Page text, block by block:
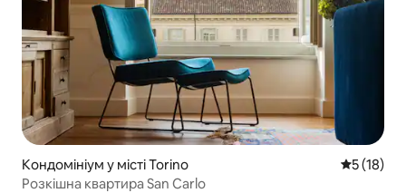
Кондомініум у місті Torino Середня
5 (18)
Розкішна квартира San Carlo